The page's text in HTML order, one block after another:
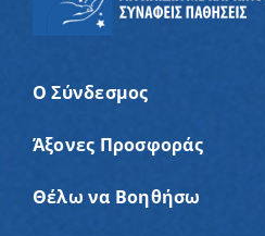
Ο Σύνδεσμος
Άξονες Προσφοράς
Θέλω να Βοηθήσω